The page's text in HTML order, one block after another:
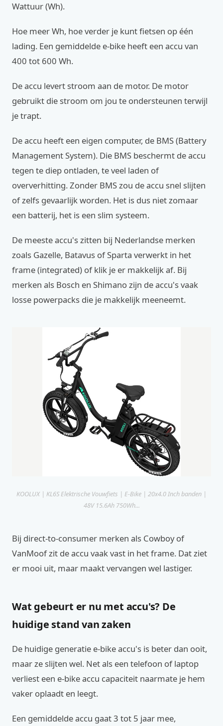
Wattuur (Wh).
Hoe meer Wh, hoe verder je kunt fietsen op één
lading. Een gemiddelde e-bike heeft een accu van
400 tot 600 Wh.
De accu levert stroom aan de motor. De motor
gebruikt die stroom om jou te ondersteunen terwijl
je trapt.
De accu heeft een eigen computer, de BMS (Battery
Management System). Die BMS beschermt de accu
tegen te diep ontladen, te veel laden of
oververhitting. Zonder BMS zou de accu snel slijten
of zelfs gevaarlijk worden. Het is dus niet zomaar
een batterij, het is een slim systeem.
De meeste accu's zitten bij Nederlandse merken
zoals Gazelle, Batavus of Sparta verwerkt in het
frame (integrated) of klik je er makkelijk af. Bij
merken als Bosch en Shimano zijn de accu's vaak
losse powerpacks die je makkelijk meeneemt.
KOOLUX | KL6S Elektrische Vouwfiets | E-Bike | 20x4.0 Inch banden |
48V 15.6Ah 750Wh...
Bij direct-to-consumer merken als Cowboy of
VanMoof zit de accu vaak vast in het frame. Dat ziet
er mooi uit, maar maakt vervangen wel lastiger.
Wat gebeurt er nu met accu's? De
huidige stand van zaken
De huidige generatie e-bike accu's is beter dan ooit,
maar ze slijten wel. Net als een telefoon of laptop
verliest een e-bike accu capaciteit naarmate je hem
vaker oplaadt en leegt.
Een gemiddelde accu gaat 3 tot 5 jaar mee,